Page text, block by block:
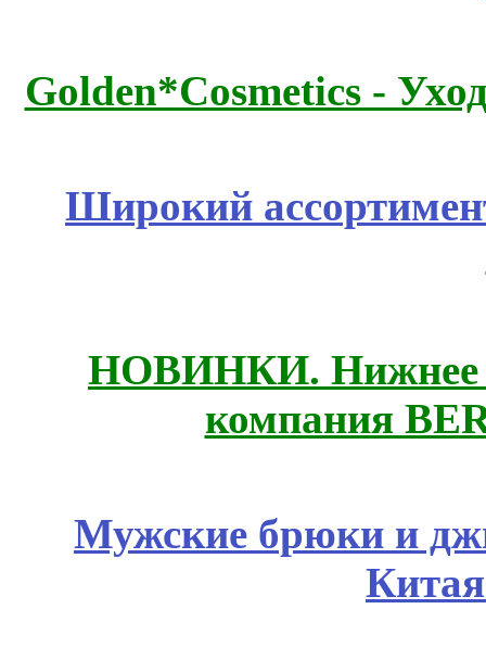
Golden*Cosmetics -
Широкий
НОВИНКИ. Нижнее
компания
Мужские брюки и